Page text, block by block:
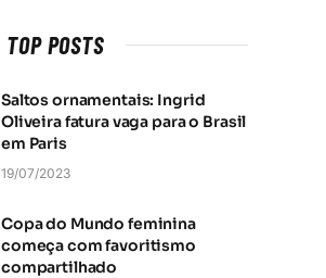
TOP POSTS
Saltos ornamentais: Ingrid
Oliveira fatura vaga para o Brasil
em Paris
19/07/2023
Copa do Mundo feminina
começa com favoritismo
compartilhado